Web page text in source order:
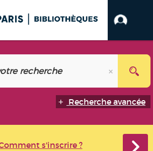
Recherche avancée
s'inscrire ?